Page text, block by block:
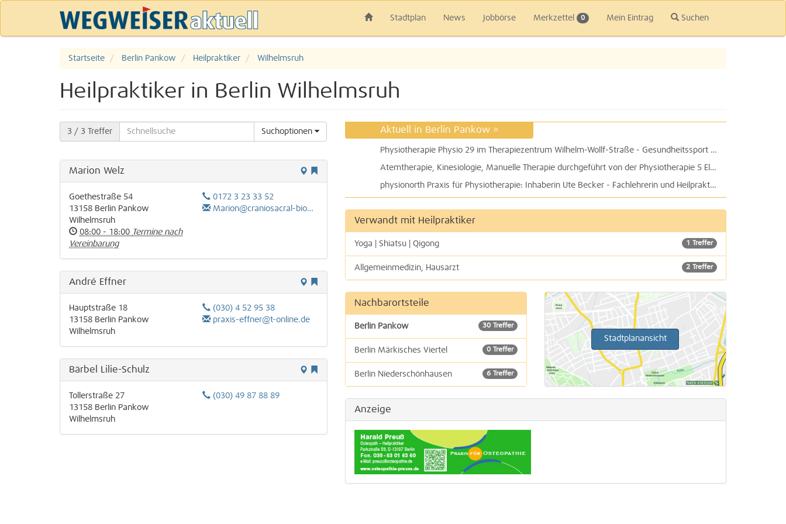
Stadtplan News Jobbörse Merkzettel 0 Mein Eintrag Suchen
Startseite Berlin Pankow Heilpraktiker Wilhelmsruh
Heilpraktiker in Berlin Wilhelmsruh
3 / 3 Treffer Suchoptionen
Marion Welz
Goethestraße 54
13158 Berlin Pankow
Wilhelmsruh
08:00 - 18:00 Termine nach
Vereinbarung
0172 3 23 33 52
Marion@craniosacral-biodynamik-berlin.de
André Effner
Hauptstraße 18
13158 Berlin Pankow
Wilhelmsruh
(030) 4 52 95 38
praxis-effner@t-online.de
Bärbel Lilie-Schulz
Tollerstraße 27
13158 Berlin Pankow
Wilhelmsruh
(030) 49 87 88 89
Aktuell in Berlin Pankow »
Physiotherapie Physio 29 im Therapiezentrum Wilhelm-Wollf-Straße - Gesundheitssport TopFit e.V.
Atemtherapie, Kinesiologie, Manuelle Therapie durchgeführt von der Physiotherapie 5 Elemente Katja Höft
physionorth Praxis für Physiotherapie: Inhaberin Ute Becker - Fachlehrerin und Heilpraktikerin für Physiotherapie
Verwandt mit Heilpraktiker
1 Treffer
Yoga | Shiatsu | Qigong
2 Treffer
Allgemeinmedizin, Hausarzt
Nachbarortsteile
30 Treffer
Berlin Pankow
0 Treffer
Berlin Märkisches Viertel
6 Treffer
Berlin Niederschönhausen
4 Treffer
Berlin Rosenthal
3 Treffer
Berlin Wittenau
Stadtplanansicht
Anzeige